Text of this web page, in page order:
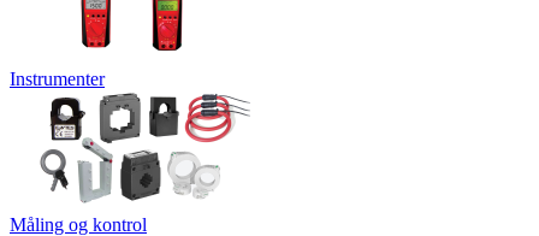
Instrumenter
Måling og kontrol